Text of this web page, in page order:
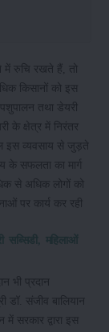
में रुचि रखते हैं, तो
किसानों को इस
तथा डेयरी
के क्षेत्र में निरंतर
इस व्यवसाय से जुड़ते
के सफलता का मार्ग
से अधिक लोगों को
पर कार्य कर रही
महिलाओं
भी प्रदान
डॉ. संजीव बालियान
सरकार द्वारा इस